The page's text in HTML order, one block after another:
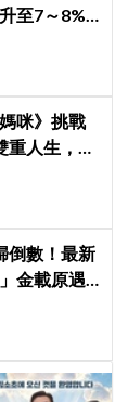
至7～8%
咪》挑戰
重人生，與
倒數！最新
金載原遇